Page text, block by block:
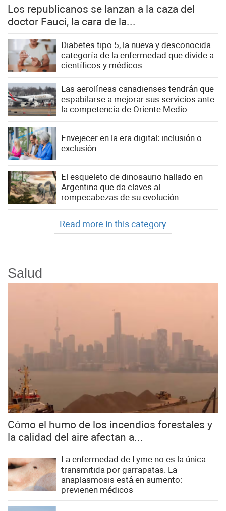
Los republicanos se lanzan a la caza del
doctor Fauci, la cara de la...
Diabetes tipo 5, la nueva y desconocida
categoría de la enfermedad que divide a
científicos y médicos
Las aerolíneas canadienses tendrán que
espabilarse a mejorar sus servicios ante
la competencia de Oriente Medio
Envejecer en la era digital: inclusión o
exclusión
El esqueleto de dinosaurio hallado en
Argentina que da claves al
rompecabezas de su evolución
Read more in this category
Salud
Cómo el humo de los incendios forestales y
la calidad del aire afectan a...
La enfermedad de Lyme no es la única
transmitida por garrapatas. La
anaplasmosis está en aumento:
previenen médicos